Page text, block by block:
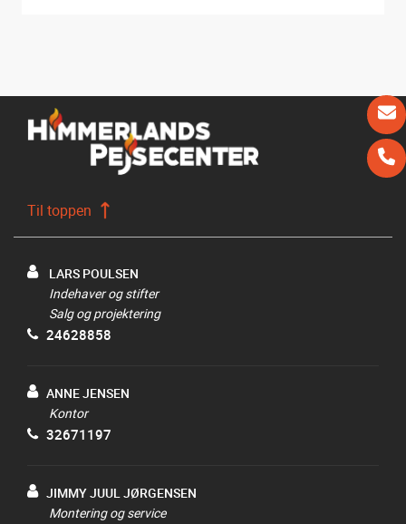
Til toppen
LARS POULSEN
Indehaver og stifter
Salg og projektering
24628858
ANNE JENSEN
Kontor
32671197
JIMMY JUUL JØRGENSEN
Montering og service